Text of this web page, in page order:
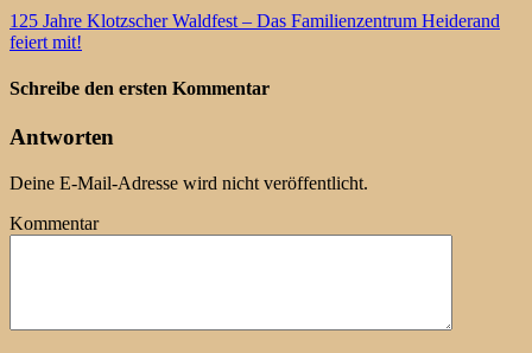
125 Jahre Klotzscher Waldfest – Das Familienzentrum Heiderand
feiert mit!
Schreibe den ersten Kommentar
Antworten
Deine E-Mail-Adresse wird nicht veröffentlicht.
Kommentar